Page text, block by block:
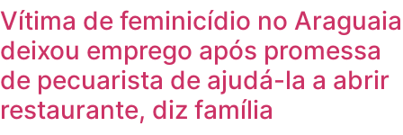
Vítima de feminicídio no Araguaia
deixou emprego após promessa
de pecuarista de ajudá-la a abrir
restaurante, diz família